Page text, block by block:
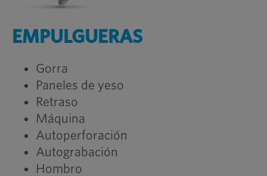
EMPULGUERAS
Gorra
Paneles de yeso
Retraso
Máquina
Autoperforación
Autograbación
Hombro